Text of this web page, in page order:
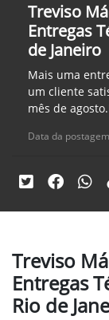
Treviso
Entregas
de Janeiro
Mais uma
um cliente
mês de
Data da
Treviso
Entregas
Rio de